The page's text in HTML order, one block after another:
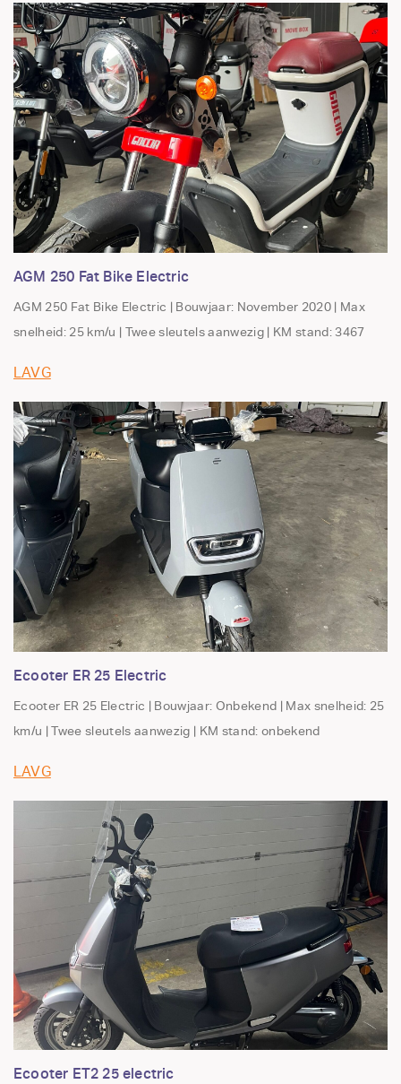
AGM 250 Fat Bike Electric
AGM 250 Fat Bike Electric | Bouwjaar: November 2020 | Max
snelheid: 25 km/u | Twee sleutels aanwezig | KM stand: 3467
LAVG
Ecooter ER 25 Electric
Ecooter ER 25 Electric | Bouwjaar: Onbekend | Max snelheid: 25
km/u | Twee sleutels aanwezig | KM stand: onbekend
LAVG
Ecooter ET2 25 electric